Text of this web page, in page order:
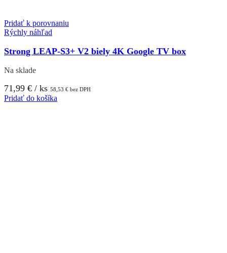
Pridať k porovnaniu
Rýchly náhľad
Strong LEAP-S3+ V2 biely 4K Google TV box
Na sklade
71,99 € / ks 58,53 € bez DPH
Pridať do košíka